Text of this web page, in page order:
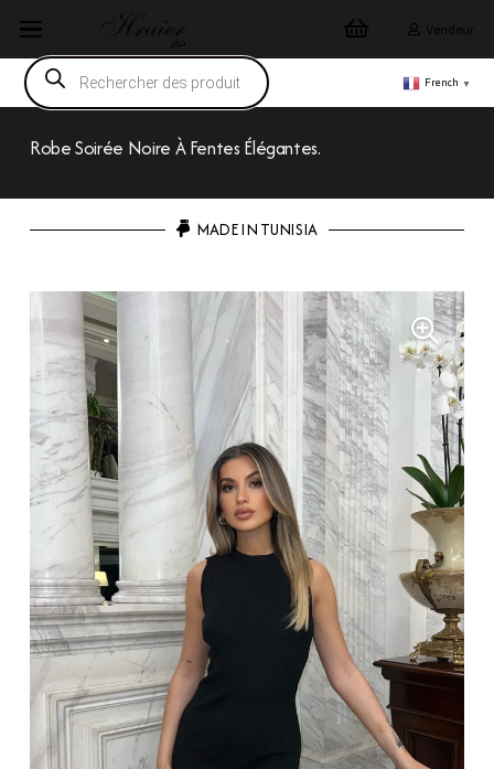
Vendeur
Recherche
de
produits
French ▼
Robe Soirée Noire À Fentes Élégantes.
MADE IN TUNISIA